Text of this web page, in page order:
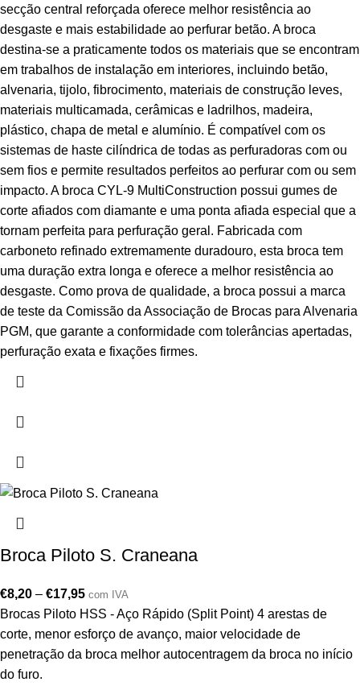
secção central reforçada oferece melhor resistência ao
desgaste e mais estabilidade ao perfurar betão. A broca
destina-se a praticamente todos os materiais que se encontram
em trabalhos de instalação em interiores, incluindo betão,
alvenaria, tijolo, fibrocimento, materiais de construção leves,
materiais multicamada, cerâmicas e ladrilhos, madeira,
plástico, chapa de metal e alumínio. É compatível com os
sistemas de haste cilíndrica de todas as perfuradoras com ou
sem fios e permite resultados perfeitos ao perfurar com ou sem
impacto. A broca CYL-9 MultiConstruction possui gumes de
corte afiados com diamante e uma ponta afiada especial que a
tornam perfeita para perfuração geral. Fabricada com
carboneto refinado extremamente duradouro, esta broca tem
uma duração extra longa e oferece a melhor resistência ao
desgaste. Como prova de qualidade, a broca possui a marca
de teste da Comissão da Associação de Brocas para Alvenaria
PGM, que garante a conformidade com tolerâncias apertadas,
perfuração exata e fixações firmes.
Broca Piloto S. Craneana
€8,20 – €17,95 com IVA
Brocas Piloto HSS - Aço Rápido (Split Point) 4 arestas de
corte, menor esforço de avanço, maior velocidade de
penetração da broca melhor autocentragem da broca no início
do furo.